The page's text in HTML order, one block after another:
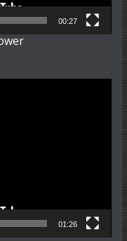
00:27
01:26